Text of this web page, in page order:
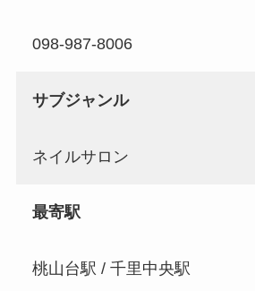
098-987-8006
サブジャンル
ネイルサロン
最寄駅
桃山台駅 / 千里中央駅